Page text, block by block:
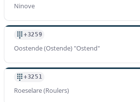
Ninove
+3259
Oostende (Ostende) "Ostend"
+3251
Roeselare (Roulers)